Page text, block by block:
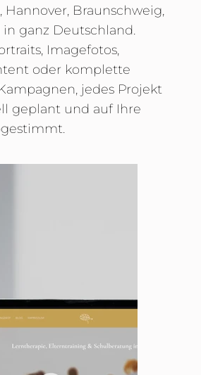
Braunschweig,
ganz Deutschland.
Imagefotos,
oder komplette
jedes Projekt
geplant und auf Ihre